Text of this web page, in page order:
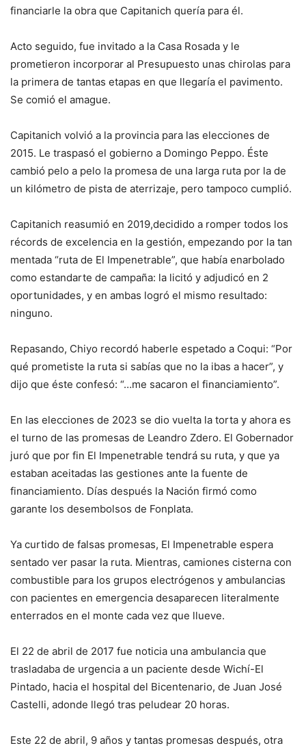
financiarle la obra que Capitanich quería para él.
Acto seguido, fue invitado a la Casa Rosada y le
prometieron incorporar al Presupuesto unas chirolas para
la primera de tantas etapas en que llegaría el pavimento.
Se comió el amague.
Capitanich volvió a la provincia para las elecciones de
2015. Le traspasó el gobierno a Domingo Peppo. Éste
cambió pelo a pelo la promesa de una larga ruta por la de
un kilómetro de pista de aterrizaje, pero tampoco cumplió.
Capitanich reasumió en 2019,decidido a romper todos los
récords de excelencia en la gestión, empezando por la tan
mentada “ruta de El Impenetrable”, que había enarbolado
como estandarte de campaña: la licitó y adjudicó en 2
oportunidades, y en ambas logró el mismo resultado:
ninguno.
Repasando, Chiyo recordó haberle espetado a Coqui: “Por
qué prometiste la ruta si sabías que no la ibas a hacer”, y
dijo que éste confesó: “…me sacaron el financiamiento”.
En las elecciones de 2023 se dio vuelta la torta y ahora es
el turno de las promesas de Leandro Zdero. El Gobernador
juró que por fin El Impenetrable tendrá su ruta, y que ya
estaban aceitadas las gestiones ante la fuente de
financiamiento. Días después la Nación firmó como
garante los desembolsos de Fonplata.
Ya curtido de falsas promesas, El Impenetrable espera
sentado ver pasar la ruta. Mientras, camiones cisterna con
combustible para los grupos electrógenos y ambulancias
con pacientes en emergencia desaparecen literalmente
enterrados en el monte cada vez que llueve.
El 22 de abril de 2017 fue noticia una ambulancia que
trasladaba de urgencia a un paciente desde Wichí-El
Pintado, hacia el hospital del Bicentenario, de Juan José
Castelli, adonde llegó tras peludear 20 horas.
Este 22 de abril, 9 años y tantas promesas después, otra